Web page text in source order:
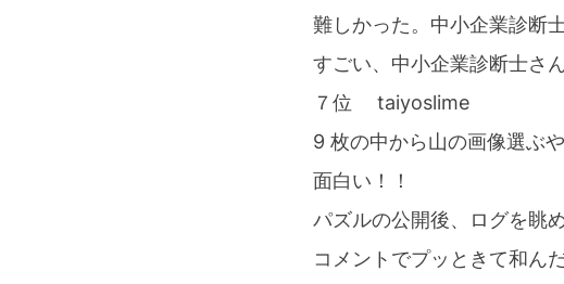
難しかった。中小企業診断
すごい、中小企業診断士さん
７位 taiyoslime
9 枚の中から山の画像選ぶ
面白い！！
パズルの公開後、ログを眺
コメントでプッときて和んだ